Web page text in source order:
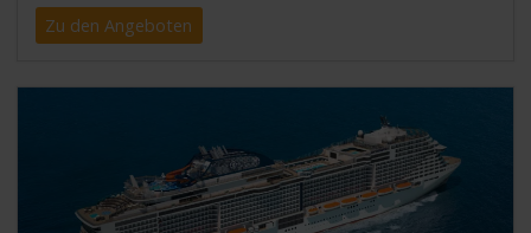
Zu den Angeboten